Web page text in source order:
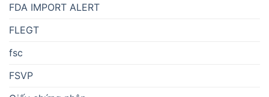
FDA IMPORT ALERT
FLEGT
fsc
FSVP